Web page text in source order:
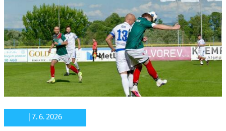
7. 6. 2026